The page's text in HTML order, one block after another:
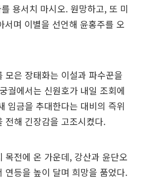
용서치 마시오. 원망하고, 또 미
서며 이별을 선언해 윤홍주를 오
모은 장태화는 이설과 파수꾼을
궐에서는 신원호가 내일 조회에
임금을 추대한다는 대비의 즉위
전해 긴장감을 고조시켰다.
목전에 온 가운데, 강산과 윤단오
연등을 높이 달며 희망을 품었다.